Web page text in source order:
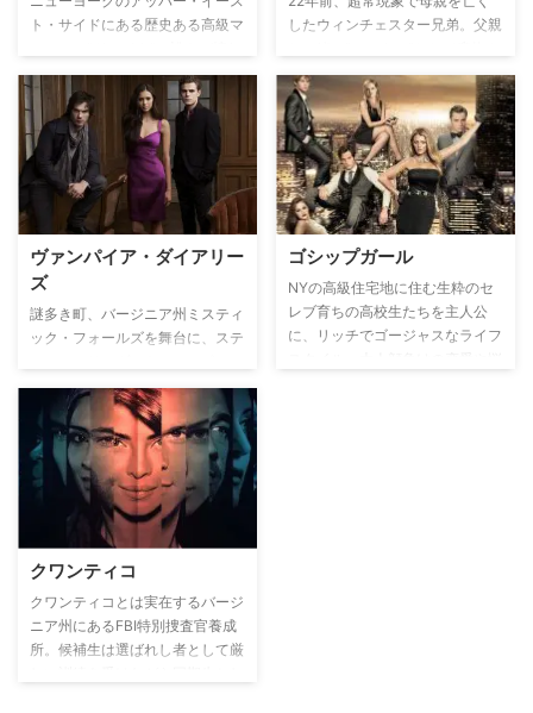
れることもまた、ゲストが豪華で
している。
ト・サイドにある歴史ある高級マ
るこのマンションには、ある恐ろ
しい秘密があった…。管理人とし
て、このマンションに住むことに
なった新婚夫婦のジェーンとヘン
リー。しかし、“ザ・ドレイク”の
住人たちは、望みをすべて叶える
成功者のように思えたが、実は、
それはすべて悪魔との取引で手に
入れたものだった。しかし何も知
らない二人は、管理人として住む
部屋は普通の給料では住めないよ
うな広い部屋だと大喜び。ヘンリ
第に不可思議な現象に胸騒ぎを覚
えるようになっていく。
したウィンチェスター兄弟。父親
怪物と戦う訓練を受けてきた兄デ
ィーンと、一度は諦めたものの兄
に説得されハンターとなる大学生
だった４歳年下の弟サム。突如行
方不明になった父ジョンを探す旅
に出た二人は、悪魔による危険な
罠が遭いながらも、協力して悪霊
退治を続け、母の死の謎を解いて
いく。
ヴァンパイア・ダイアリー
ズ
謎多き町、バージニア州ミスティ
ック・フォールズを舞台に、ステ
ル・ウェズレイ）とデイモン・サ
ルヴァトーレ（イアン・サマーハ
ルダー）の美しきヴァンパイア兄
弟と17歳のエレナ・ギルバート
（ニーナ・ドブレフ）が織りなす
恋の三角関係を描き出した、ヴァ
ンパイア・ロマンス。心に大きな
傷を抱えた普通の女子高生エレナ
の前に、ミステリアスな転校生ス
テファンが現れたことで、物語が
幕を開ける…。
ゴシップガール
NYの高級住宅地に住む生粋のセ
レブ育ちの高校生たちを主人公
に、リッチでゴージャスなライフ
クワンティコ
クワンティコとは実在するバージ
ニア州にあるFBI特別捜査官養成
所。候補生は選ばれし者として厳